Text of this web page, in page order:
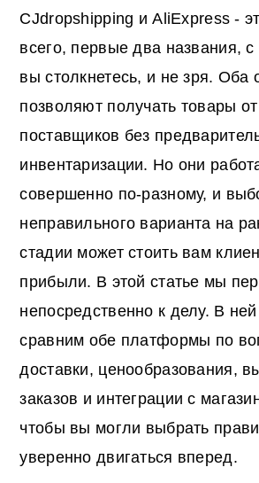
CJdropshipping и AliExpress -
всего, первые два названия,
вы столкнетесь, и не зря. Оба
позволяют получать товары от
поставщиков без
инвентаризации. Но они
совершенно по-разному, и
неправильного варианта на
стадии может стоить вам
прибыли. В этой статье мы
непосредственно к делу. В
сравним обе платформы по
доставки, ценообразования,
заказов и интеграции с
чтобы вы могли выбрать
уверенно двигаться вперед.